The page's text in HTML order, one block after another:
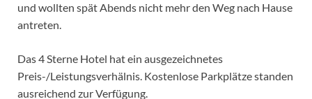
und wollten spät Abends nicht mehr den Weg nach Hause
antreten.
Das 4 Sterne Hotel hat ein ausgezeichnetes
Preis-/Leistungsverhälnis. Kostenlose Parkplätze standen
ausreichend zur Verfügung.